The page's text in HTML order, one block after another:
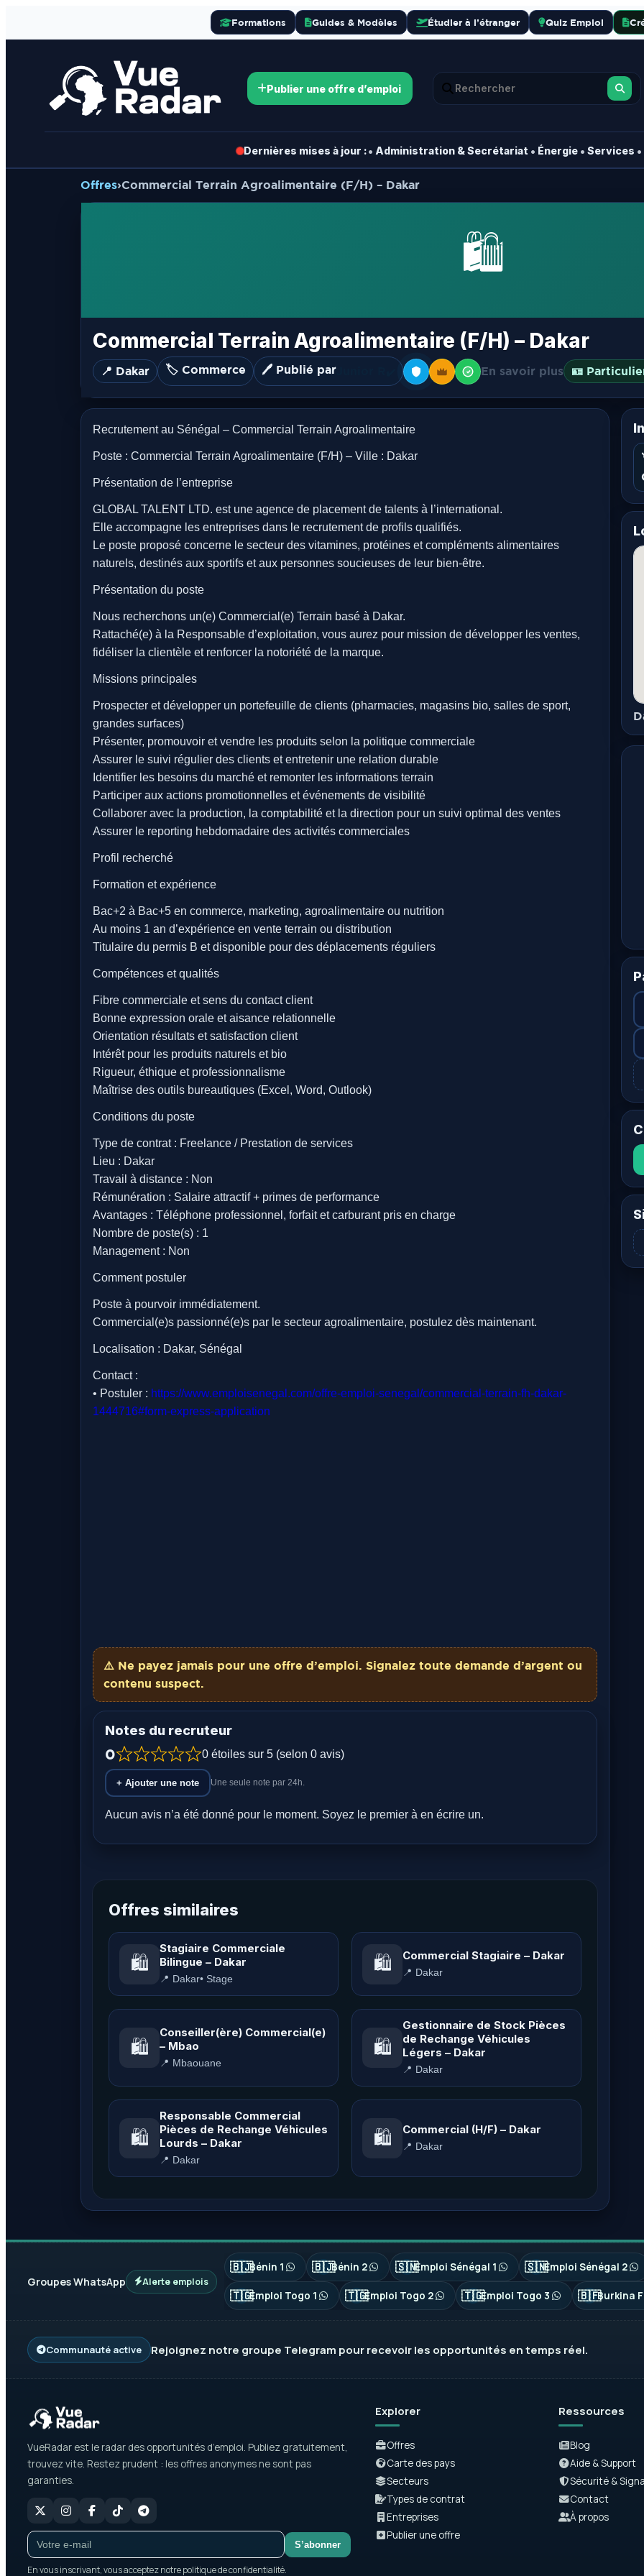
Formations Guides & Modèles Étudier à l’étranger Quiz Emploi
Publier une offre d’emploi
Dernières mises à jour :• Administration & Secrétariat • Énergie • Services •
Offres›Commercial Terrain Agroalimentaire (F/H) – Dakar
🛍️
Commercial Terrain Agroalimentaire (F/H) – Dakar
📍 Dakar 🏷️ Commerce 🖊️ Publié par En savoir plus 🪪
Recrutement au Sénégal – Commercial Terrain Agroalimentaire
Poste : Commercial Terrain Agroalimentaire (F/H) – Ville : Dakar
Présentation de l’entreprise
GLOBAL TALENT LTD. est une agence de placement de talents à l’international.
Elle accompagne les entreprises dans le recrutement de profils qualifiés.
Le poste proposé concerne le secteur des vitamines, protéines et compléments alimentaires
naturels, destinés aux sportifs et aux personnes soucieuses de leur bien-être.
Présentation du poste
Nous recherchons un(e) Commercial(e) Terrain basé à Dakar.
Rattaché(e) à la Responsable d’exploitation, vous aurez pour mission de développer les ventes,
fidéliser la clientèle et renforcer la notoriété de la marque.
Missions principales
Prospecter et développer un portefeuille de clients (pharmacies, magasins bio, salles de sport,
grandes surfaces)
Présenter, promouvoir et vendre les produits selon la politique commerciale
Assurer le suivi régulier des clients et entretenir une relation durable
Identifier les besoins du marché et remonter les informations terrain
Participer aux actions promotionnelles et événements de visibilité
Collaborer avec la production, la comptabilité et la direction pour un suivi optimal des ventes
Assurer le reporting hebdomadaire des activités commerciales
Profil recherché
Formation et expérience
Bac+2 à Bac+5 en commerce, marketing, agroalimentaire ou nutrition
Au moins 1 an d’expérience en vente terrain ou distribution
Titulaire du permis B et disponible pour des déplacements réguliers
Compétences et qualités
Fibre commerciale et sens du contact client
Bonne expression orale et aisance relationnelle
Orientation résultats et satisfaction client
Intérêt pour les produits naturels et bio
Rigueur, éthique et professionnalisme
Maîtrise des outils bureautiques (Excel, Word, Outlook)
Conditions du poste
Type de contrat : Freelance / Prestation de services
Lieu : Dakar
Travail à distance : Non
Rémunération : Salaire attractif + primes de performance
Avantages : Téléphone professionnel, forfait et carburant pris en charge
Nombre de poste(s) : 1
Management : Non
Comment postuler
Poste à pourvoir immédiatement.
Commercial(e)s passionné(e)s par le secteur agroalimentaire, postulez dès maintenant.
Localisation : Dakar, Sénégal
Contact :
• Postuler : https://www.emploisenegal.com/offre-emploi-senegal/commercial-terrain-fh-dakar-
1444716#form-express-application
⚠️ Ne payez jamais pour une offre d’emploi. Signalez toute demande d’argent ou
contenu suspect.
Notes du recruteur
0 0 étoiles sur 5 (selon 0 avis)
+ Ajouter une note Une seule note par 24h.
Aucun avis n’a été donné pour le moment. Soyez le premier à en écrire un.
Offres similaires
🛍️
Stagiaire Commerciale
Bilingue – Dakar
📍 Dakar• Stage
🛍️ Commercial Stagiaire – Dakar
📍 Dakar
🛍️
Conseiller(ère) Commercial(e)
– Mbao
📍 Mbaouane
🛍️
Gestionnaire de Stock Pièces
de Rechange Véhicules
Légers – Dakar
📍 Dakar
🛍️
Responsable Commercial
Pièces de Rechange Véhicules
Lourds – Dakar
📍 Dakar
🛍️ Commercial (H/F) – Dakar
📍 Dakar
Groupes WhatsApp Alerte emplois
🇧🇯Bénin 1 🇧🇯Bénin 2 🇸🇳Emploi Sénégal 1 🇸🇳Emploi Sénégal 2
🇹🇬Emploi Togo 1 🇹🇬Emploi Togo 2 🇹🇬Emploi Togo 3 🇧🇫Burkina
Communauté active Rejoignez notre groupe Telegram pour recevoir les opportunités en temps réel.
VueRadar est le radar des opportunités d’emploi. Publiez gratuitement,
trouvez vite. Restez prudent : les offres anonymes ne sont pas
garanties.
S’abonner
En vous inscrivant, vous acceptez notre politique de confidentialité.
Explorer
Offres
Carte des pays
Secteurs
Types de contrat
Entreprises
Publier une offre
Ressources
Blog
Aide & Support
Sécurité &
Contact
À propos